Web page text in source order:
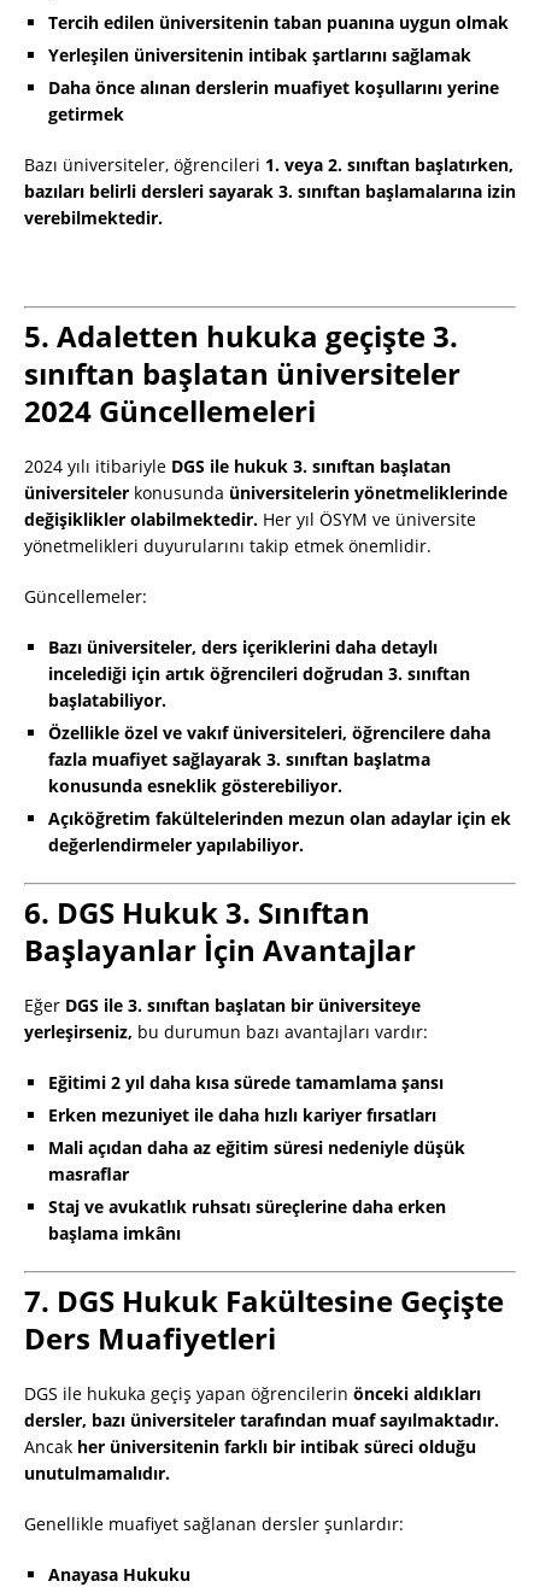
Tercih edilen üniversitenin taban puanına uygun olmak
Yerleşilen üniversitenin intibak şartlarını sağlamak
Daha önce alınan derslerin muafiyet koşullarını yerine
getirmek
Bazı üniversiteler, öğrencileri 1. veya 2. sınıftan başlatırken,
bazıları belirli dersleri sayarak 3. sınıftan başlamalarına izin
verebilmektedir.
5. Adaletten hukuka geçişte 3.
sınıftan başlatan üniversiteler
2024 Güncellemeleri
2024 yılı itibariyle DGS ile hukuk 3. sınıftan başlatan
üniversiteler konusunda üniversitelerin yönetmeliklerinde
değişiklikler olabilmektedir. Her yıl ÖSYM ve üniversite
yönetmelikleri duyurularını takip etmek önemlidir.
Güncellemeler:
Bazı üniversiteler, ders içeriklerini daha detaylı
incelediği için artık öğrencileri doğrudan 3. sınıftan
başlatabiliyor.
Özellikle özel ve vakıf üniversiteleri, öğrencilere daha
fazla muafiyet sağlayarak 3. sınıftan başlatma
konusunda esneklik gösterebiliyor.
Açıköğretim fakültelerinden mezun olan adaylar için ek
değerlendirmeler yapılabiliyor.
6. DGS Hukuk 3. Sınıftan
Başlayanlar İçin Avantajlar
Eğer DGS ile 3. sınıftan başlatan bir üniversiteye
yerleşirseniz, bu durumun bazı avantajları vardır:
Eğitimi 2 yıl daha kısa sürede tamamlama şansı
Erken mezuniyet ile daha hızlı kariyer fırsatları
Mali açıdan daha az eğitim süresi nedeniyle düşük
masraflar
Staj ve avukatlık ruhsatı süreçlerine daha erken
başlama imkânı
7. DGS Hukuk Fakültesine Geçişte
Ders Muafiyetleri
DGS ile hukuka geçiş yapan öğrencilerin önceki aldıkları
dersler, bazı üniversiteler tarafından muaf sayılmaktadır.
Ancak her üniversitenin farklı bir intibak süreci olduğu
unutulmamalıdır.
Genellikle muafiyet sağlanan dersler şunlardır:
Anayasa Hukuku